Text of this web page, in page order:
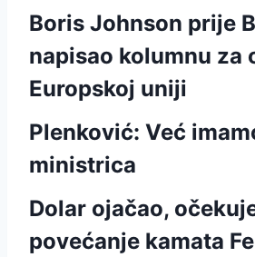
Boris Johnson prije
napisao kolumnu za
Europskoj uniji
Plenković: Već
ministrica
Dolar ojačao,
povećanje kamata